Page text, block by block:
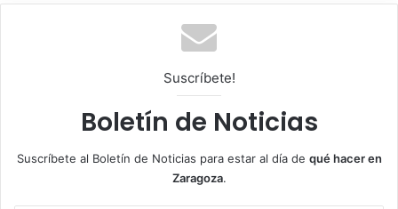
Suscríbete!
Boletín de Noticias
Suscríbete al Boletín de Noticias para estar al día de qué hacer en
Zaragoza.